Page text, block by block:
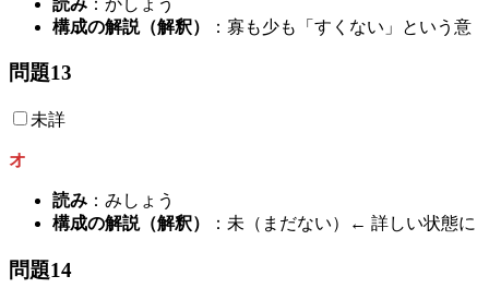
構成の解説（解釈）
：寡も少も「すくない」という意
問題13
未詳
オ
読み ：みしょう
構成の解説（解釈）
：未（まだない）← 詳しい状態に
問題14